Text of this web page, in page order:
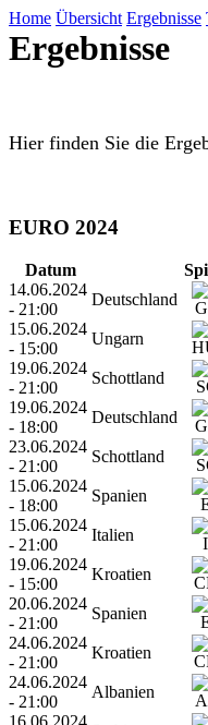
Home Übersicht Ergebnisse
Ergebnisse
Hier finden Sie die
EURO 2024
Datum
14.06.2024
- 21:00
Deutschland
15.06.2024
- 15:00
Ungarn
19.06.2024
- 21:00
Schottland
19.06.2024
- 18:00
Deutschland
23.06.2024
- 21:00
Schottland
15.06.2024
- 18:00
Spanien
15.06.2024
- 21:00
Italien
19.06.2024
- 15:00
Kroatien
20.06.2024
- 21:00
Spanien
24.06.2024
- 21:00
Kroatien
24.06.2024
- 21:00
Albanien
16.06.2024